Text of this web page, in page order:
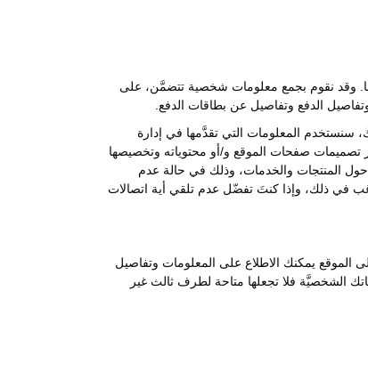
وقد نقوم بجمع معلومات شخصية تتضمَّن، على
الدفع وتفاصيل عن بطاقات الدفع.
سنستخدم المعلومات التي تقدَّمها في إدارة
تصميمات صفحات الموقع و/أو محتوياته وتخصيصها
حول المنتجات والخدمات، وذلك في حالة عدم
في ذلك، وإذا كنتَ تفضّل عدم تلقي أية اتصالات
الموقع يمكنك الاطلاع على المعلومات وتفاصيل
الشخصيَّة فلا تجعلها متاحة لطرف ثالث غير